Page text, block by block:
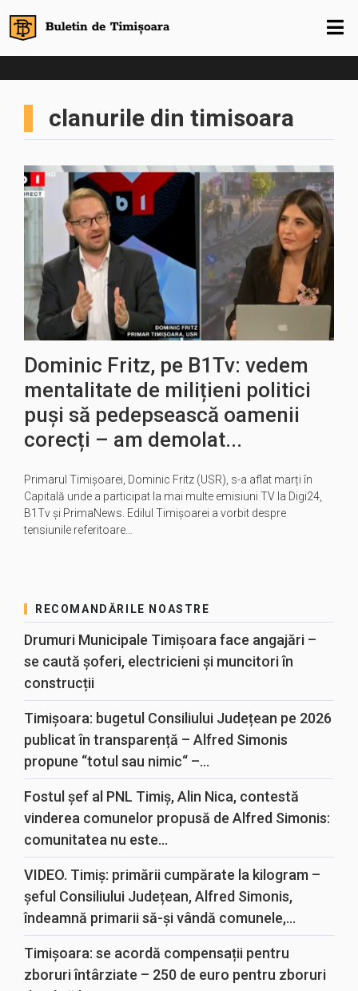
clanurile din timisoara
Dominic Fritz, pe B1Tv: vedem
mentalitate de milițieni politici
puși să pedepsească oamenii
corecți – am demolat...
Primarul Timișoarei, Dominic Fritz (USR), s-a aflat marți în
Capitală unde a participat la mai multe emisiuni TV la Digi24,
B1Tv și PrimaNews. Edilul Timișoarei a vorbit despre
tensiunile referitoare…
RECOMANDĂRILE NOASTRE
Drumuri Municipale Timișoara face angajări –
se caută șoferi, electricieni și muncitori în
construcții
Timișoara: bugetul Consiliului Județean pe 2026
publicat în transparență – Alfred Simonis
propune “totul sau nimic“ –...
Fostul șef al PNL Timiș, Alin Nica, contestă
vinderea comunelor propusă de Alfred Simonis:
comunitatea nu este...
VIDEO. Timiș: primării cumpărate la kilogram –
șeful Consiliului Județean, Alfred Simonis,
îndeamnă primarii să-și vândă comunele,...
Timișoara: se acordă compensații pentru
zboruri întârziate – 250 de euro pentru zboruri